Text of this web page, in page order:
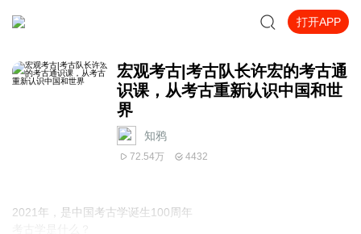
打开APP
宏观考古|考古队长许宏的考古通
识课，从考古重新认识中国和世
界
知鸦
72.54万 4432
2021年，是中国考古学诞生100周年